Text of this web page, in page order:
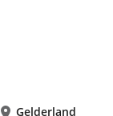
Gelderland